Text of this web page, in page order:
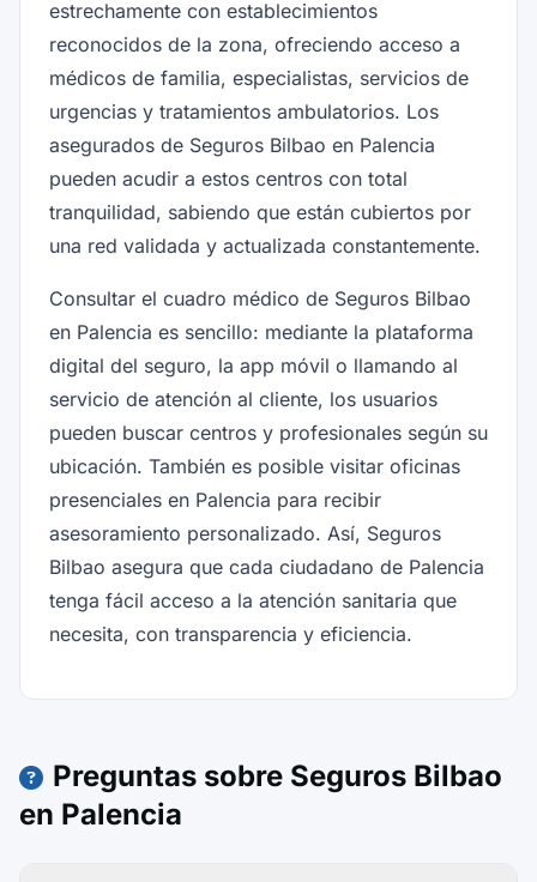
estrechamente con establecimientos
reconocidos de la zona, ofreciendo acceso a
médicos de familia, especialistas, servicios de
urgencias y tratamientos ambulatorios. Los
asegurados de Seguros Bilbao en Palencia
pueden acudir a estos centros con total
tranquilidad, sabiendo que están cubiertos por
una red validada y actualizada constantemente.
Consultar el cuadro médico de Seguros Bilbao
en Palencia es sencillo: mediante la plataforma
digital del seguro, la app móvil o llamando al
servicio de atención al cliente, los usuarios
pueden buscar centros y profesionales según su
ubicación. También es posible visitar oficinas
presenciales en Palencia para recibir
asesoramiento personalizado. Así, Seguros
Bilbao asegura que cada ciudadano de Palencia
tenga fácil acceso a la atención sanitaria que
necesita, con transparencia y eficiencia.
Preguntas sobre Seguros Bilbao
en Palencia